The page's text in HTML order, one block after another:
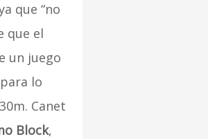
que “no
que el
un juego
lo
Canet
Block,